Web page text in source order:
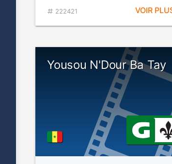
222421 VOIR
Yousou N'Dour Ba Tay